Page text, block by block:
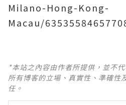
Milano-Hong-Kong-
Macau/
*本站之內容由作者所提供，並不
所有博客的立場、真實性、準確性
任。